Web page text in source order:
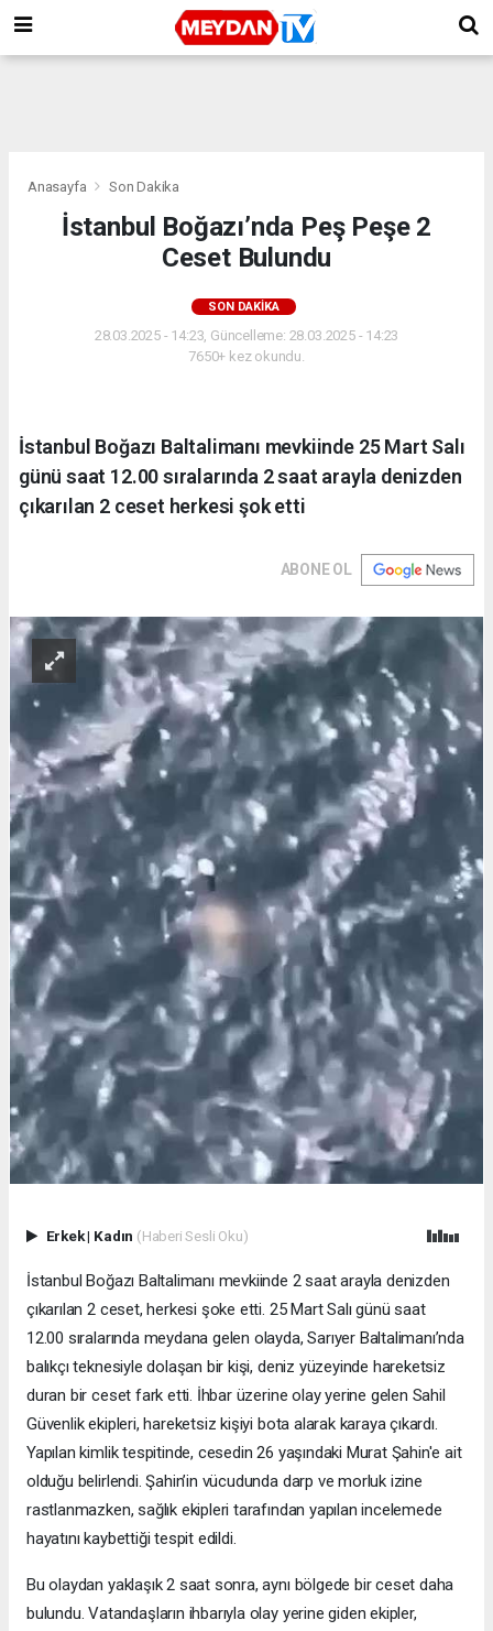
Anasayfa Son Dakika
İstanbul Boğazı’nda Peş Peşe 2
Ceset Bulundu
SON DAKIKA
28.03.2025 - 14:23, Güncelleme: 28.03.2025 - 14:23
7650+ kez okundu.
İstanbul Boğazı Baltalimanı mevkiinde 25 Mart Salı
günü saat 12.00 sıralarında 2 saat arayla denizden
çıkarılan 2 ceset herkesi şok etti
ABONE OL
Erkek| Kadın (Haberi Sesli Oku)
İstanbul Boğazı Baltalimanı mevkiinde 2 saat arayla denizden
çıkarılan 2 ceset, herkesi şoke etti. 25 Mart Salı günü saat
12.00 sıralarında meydana gelen olayda, Sarıyer Baltalimanı’nda
balıkçı teknesiyle dolaşan bir kişi, deniz yüzeyinde hareketsiz
duran bir ceset fark etti. İhbar üzerine olay yerine gelen Sahil
Güvenlik ekipleri, hareketsiz kişiyi bota alarak karaya çıkardı.
Yapılan kimlik tespitinde, cesedin 26 yaşındaki Murat Şahin'e ait
olduğu belirlendi. Şahin’in vücudunda darp ve morluk izine
rastlanmazken, sağlık ekipleri tarafından yapılan incelemede
hayatını kaybettiği tespit edildi.
Bu olaydan yaklaşık 2 saat sonra, aynı bölgede bir ceset daha
bulundu. Vatandaşların ihbarıyla olay yerine giden ekipler,